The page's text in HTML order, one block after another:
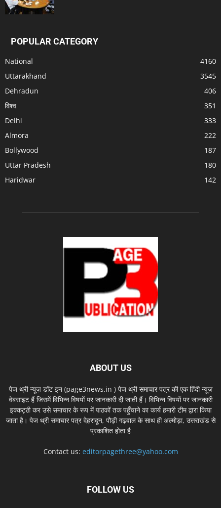
POPULAR CATEGORY
National
4160
Uttarakhand
3545
Dehradun
406
विश्व
351
Delhi
333
Almora
222
Bollywood
187
Uttar Pradesh
180
Haridwar
142
ABOUT US
पेज थ्री न्यूज़ डॉट इन (page3news.in ) पेज थ्री समाचार पत्र की एक हिंदी न्यूज़
वेबसाइट हैं जिसमें विभिन्न विषयों पर जानकारी दी जाती हैं। विभिन्न विषयों पर जानकारी
इक्कट्ठी कर उसे समाचार के रूप में पाठकों तक पहुँचाने का कार्य हमारी टीम द्वारा किया
जाता है। पेज थ्री समाचार पत्र देहरादून, पौड़ी गढ़वाल के साथ ही अल्मोड़ा, उत्तराखंड से
प्रकाशित होता है
Contact us: editorpagethree@yahoo.com
FOLLOW US